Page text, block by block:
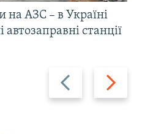
Назад Вперед
на АЗС – в Україні
станції